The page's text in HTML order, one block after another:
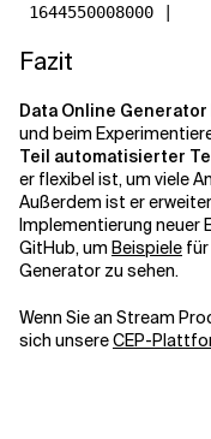
1644550008000 |
Fazit
Data Online Generator
und beim
Teil automatisierter
er flexibel ist, um viele
Außerdem ist er
Implementierung neuer
GitHub, um Beispiele
Generator zu sehen.
Wenn Sie an Stream
sich unsereCEP-